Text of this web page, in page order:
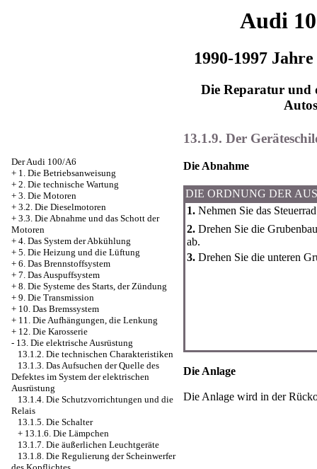
Audi
1990-1997
Die Reparatur und
Autos
Der Audi 100/A6
+ 1. Die Betriebsanweisung
+ 2. Die technische Wartung
+ 3. Die Motoren
+ 3.2. Die Dieselmotoren
+ 3.3. Die Abnahme und das Schott der
Motoren
+ 4. Das System der Abkühlung
+ 5. Die Heizung und die Lüftung
+ 6. Das Brennstoffsystem
+ 7. Das Auspuffsystem
+ 8. Die Systeme des Starts, der Zündung
+ 9. Die Transmission
+ 10. Das Bremssystem
+ 11. Die Aufhängungen, die Lenkung
+ 12. Die Karosserie
- 13. Die elektrische Ausrüstung
13.1.2. Die technischen Charakteristiken
13.1.3. Das Aufsuchen der Quelle des
Defektes im System der elektrischen
Ausrüstung
13.1.4. Die Schutzvorrichtungen und die
Relais
13.1.5. Die Schalter
+ 13.1.6. Die Lämpchen
13.1.7. Die äußerlichen Leuchtgeräte
13.1.8. Die Regulierung der Scheinwerfer
13.1.9. Der
Die Abnahme
DIE ORDNUNG DER
1. Nehmen Sie das
2. Drehen Sie die
ab.
3. Drehen Sie die unteren
Die Anlage
Die Anlage wird in der